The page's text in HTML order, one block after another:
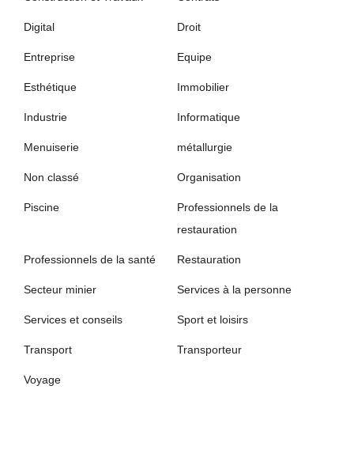
Digital Droit
Entreprise Equipe
Esthétique Immobilier
Industrie Informatique
Menuiserie métallurgie
Non classé Organisation
Piscine
Professionnels de la
restauration
Professionnels de la santé Restauration
Secteur minier Services à la personne
Services et conseils Sport et loisirs
Transport Transporteur
Voyage